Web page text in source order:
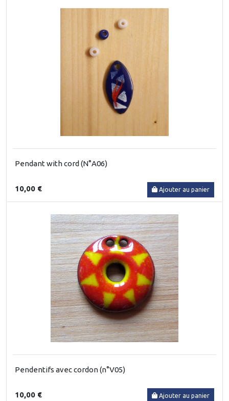
Pendant with cord (N°A06)
10,00 € Ajouter au panier
Pendentifs avec cordon (n°V05)
10,00 € Ajouter au panier